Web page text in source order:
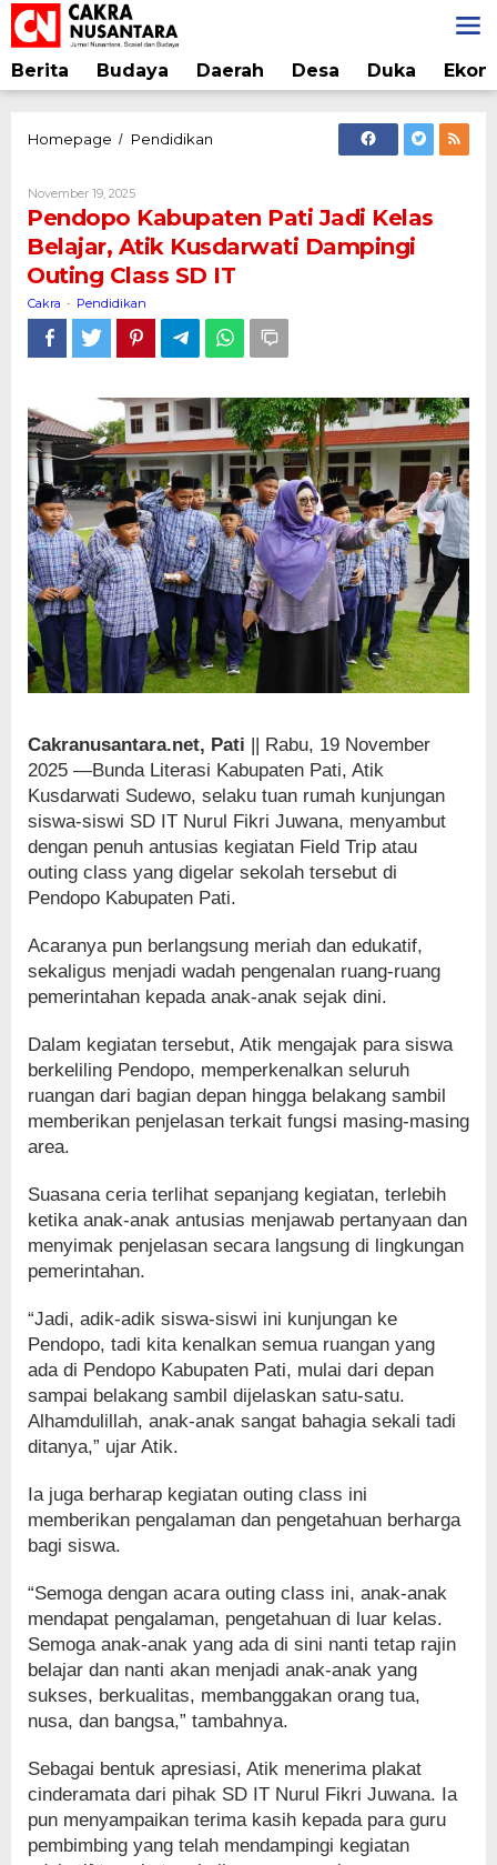
Lewati
ke
konten
Berita Budaya Daerah Desa Duka
Homepage / Pendidikan
Kelas
Belajar,
Atik
Dampingi
Outing
Class
IT
November 19, 2025Oleh
Cakra
Pendopo Kabupaten Pati Jadi Kelas
Belajar, Atik Kusdarwati Dampingi
Outing Class SD IT
Cakra - Pendidikan
Cakranusantara.net, Pati || Rabu, 19 November
2025 —Bunda Literasi Kabupaten Pati, Atik
Kusdarwati Sudewo, selaku tuan rumah kunjungan
siswa-siswi SD IT Nurul Fikri Juwana, menyambut
dengan penuh antusias kegiatan Field Trip atau
outing class yang digelar sekolah tersebut di
Pendopo Kabupaten Pati.
Acaranya pun berlangsung meriah dan edukatif,
sekaligus menjadi wadah pengenalan ruang-ruang
pemerintahan kepada anak-anak sejak dini.
Dalam kegiatan tersebut, Atik mengajak para siswa
berkeliling Pendopo, memperkenalkan seluruh
ruangan dari bagian depan hingga belakang sambil
memberikan penjelasan terkait fungsi masing-masing
area.
Suasana ceria terlihat sepanjang kegiatan, terlebih
ketika anak-anak antusias menjawab pertanyaan dan
menyimak penjelasan secara langsung di lingkungan
pemerintahan.
“Jadi, adik-adik siswa-siswi ini kunjungan ke
Pendopo, tadi kita kenalkan semua ruangan yang
ada di Pendopo Kabupaten Pati, mulai dari depan
sampai belakang sambil dijelaskan satu-satu.
Alhamdulillah, anak-anak sangat bahagia sekali tadi
ditanya,” ujar Atik.
Ia juga berharap kegiatan outing class ini
memberikan pengalaman dan pengetahuan berharga
bagi siswa.
“Semoga dengan acara outing class ini, anak-anak
mendapat pengalaman, pengetahuan di luar kelas.
Semoga anak-anak yang ada di sini nanti tetap rajin
belajar dan nanti akan menjadi anak-anak yang
sukses, berkualitas, membanggakan orang tua,
nusa, dan bangsa,” tambahnya.
Sebagai bentuk apresiasi, Atik menerima plakat
cinderamata dari pihak SD IT Nurul Fikri Juwana. Ia
pun menyampaikan terima kasih kepada para guru
pembimbing yang telah mendampingi kegiatan